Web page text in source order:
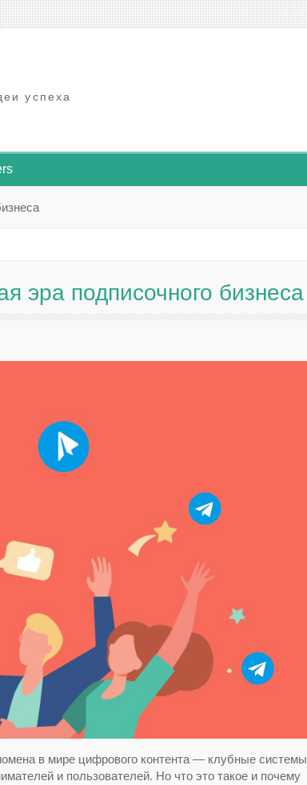
успеха
эра подписочного бизнеса
в мире цифрового контента — клубные системы
и пользователей. Но что это такое и почему